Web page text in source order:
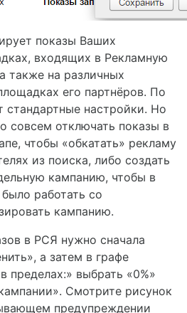
показы Ваших
входящих в Рекламную
также на различных
его партнёров. По
стандартные настройки. Но
совсем отключать показы в
чтобы «обкатать» рекламу
из поиска, либо создать
кампанию, чтобы в
работать со
кампанию.
в РСЯ нужно сначала
а затем в графе
пределах:» выбрать «0%»
Смотрите рисунок
предупреждении